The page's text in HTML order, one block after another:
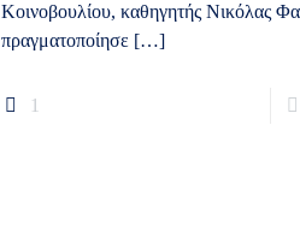
Κοινοβουλίου, καθηγητής Νικόλας
πραγματοποίησε […]
1